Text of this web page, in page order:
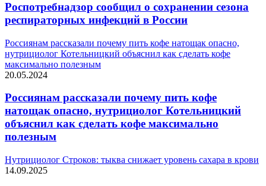
Роспотребнадзор сообщил о сохранении сезона
респираторных инфекций в России
Россиянам рассказали почему пить кофе натощак опасно,
нутрициолог Котельницкий объяснил как сделать кофе
максимально полезным
20.05.2024
Россиянам рассказали почему пить кофе
натощак опасно, нутрициолог Котельницкий
объяснил как сделать кофе максимально
полезным
Нутрициолог Строков: тыква снижает уровень сахара в крови
14.09.2025